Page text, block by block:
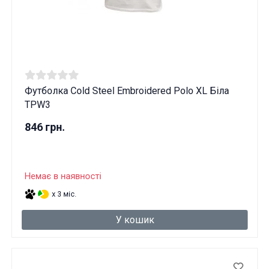
Футболка Cold Steel Embroidered Polo XL Біла
TPW3
846 грн.
Немає в наявності
x 3 міс.
У кошик